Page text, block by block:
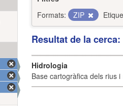
Formats:
ZIP
Resultat de la
Hidrologia
Base cartogràfica dels rius